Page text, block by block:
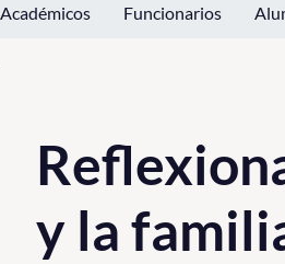
Académicos Funcionarios
y la